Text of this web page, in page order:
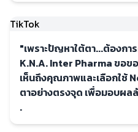
TikTok
"เพราะปัญหาใต้ตา...ต้องกา
K.N.A. Inter Pharma ขอ
เห็นถึงคุณภาพและเลือกใช้
ตาอย่างตรงจุด เพื่อมอบผ
.